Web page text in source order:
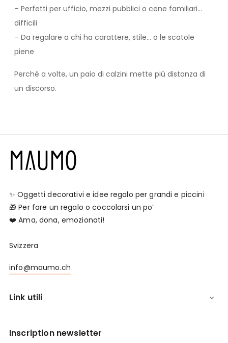
– Perfetti per ufficio, mezzi pubblici o cene familiari…
difficili
– Da regalare a chi ha carattere, stile… o le scatole
piene
Perché a volte, un paio di calzini mette più distanza di
un discorso.
✨ Oggetti decorativi e idee regalo per grandi e piccini
🎁 Per fare un regalo o coccolarsi un po’
❤️ Ama, dona, emozionati!
Svizzera
info@maumo.ch
Link utili 
Inscription newsletter